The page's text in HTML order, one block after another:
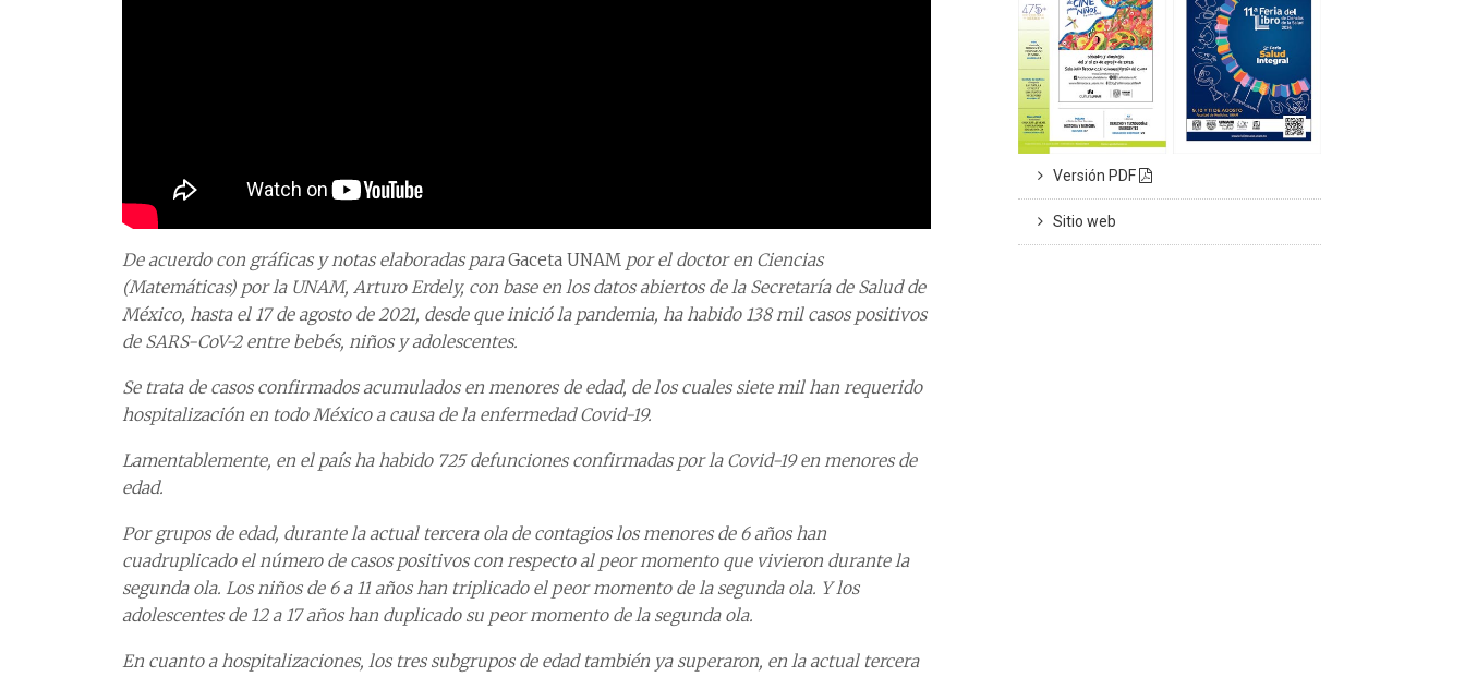
De acuerdo con gráficas y notas elaboradas paraGaceta UNAM por el doctor en Ciencias
(Matemáticas) por la UNAM, Arturo Erdely, con base en los datos abiertos de la Secretaría de Salud de
México, hasta el 17 de agosto de 2021, desde que inició la pandemia, ha habido 138 mil casos positivos
de SARS-CoV-2 entre bebés, niños y adolescentes.
Se trata de casos confirmados acumulados en menores de edad, de los cuales siete mil han requerido
hospitalización en todo México a causa de la enfermedad Covid-19.
Lamentablemente, en el país ha habido 725 defunciones confirmadas por la Covid-19 en menores de
edad.
Por grupos de edad, durante la actual tercera ola de contagios los menores de 6 años han
cuadruplicado el número de casos positivos con respecto al peor momento que vivieron durante la
segunda ola. Los niños de 6 a 11 años han triplicado el peor momento de la segunda ola. Y los
adolescentes de 12 a 17 años han duplicado su peor momento de la segunda ola.
En cuanto a hospitalizaciones, los tres subgrupos de edad también ya superaron, en la actual tercera
Versión PDF
Sitio web